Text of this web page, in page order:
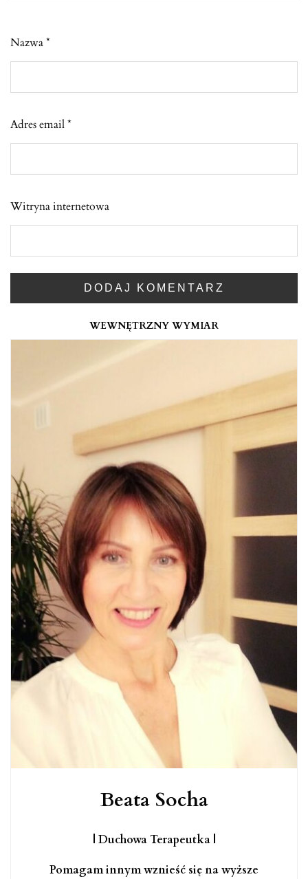
Nazwa*
Adres email*
Witryna internetowa
WEWNĘTRZNY WYMIAR
Beata Socha
| Duchowa Terapeutka |
Pomagam innym wznieść się na wyższe